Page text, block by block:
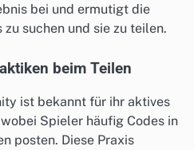
bei und ermutigt die
suchen und sie zu teilen.
beim Teilen
ist bekannt für ihr aktives
Spieler häufig Codes in
posten. Diese Praxis